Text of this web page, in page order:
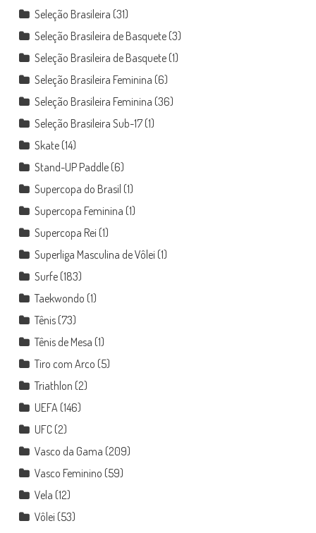
Seleção Brasileira (31)
Seleção Brasileira de Basquete(3)
Seleção Brasileira de Basquete(1)
Seleção Brasileira Feminina (6)
Seleção Brasileira Feminina (36)
Seleção Brasileira Sub-17(1)
Skate(14)
Stand-UP Paddle(6)
Supercopa do Brasil (1)
Supercopa Feminina (1)
Supercopa Rei (1)
Superliga Masculina de Vôlei (1)
Surfe(183)
Taekwondo (1)
Tênis(73)
Tênis de Mesa (1)
Tiro com Arco (5)
Triathlon (2)
UEFA (146)
UFC(2)
Vasco da Gama (209)
Vasco Feminino (59)
Vela (12)
Vôlei (53)